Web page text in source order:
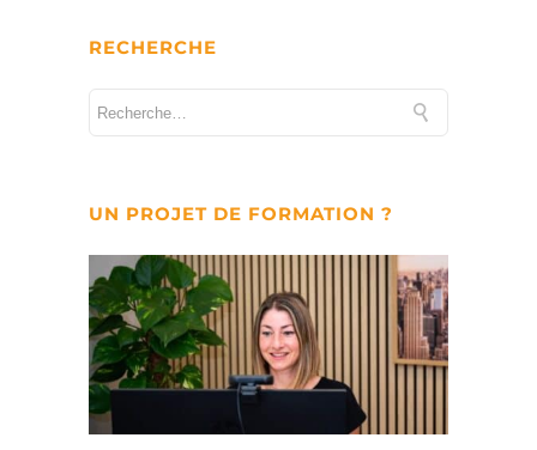
RECHERCHE
UN PROJET DE FORMATION ?